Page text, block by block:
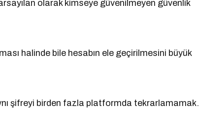
olarak kimseye güvenilmeyen güvenlik
halinde bile hesabın ele geçirilmesini büyük
şifreyi birden fazla platformda tekrarlamamak.